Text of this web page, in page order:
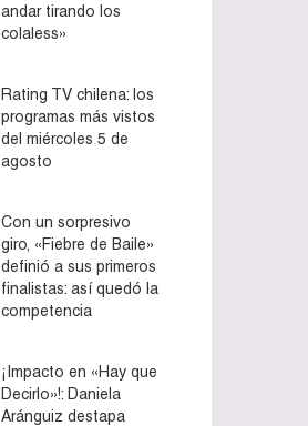
andar tirando los
colaless»
Rating TV chilena: los
programas más vistos
del miércoles 5 de
agosto
Con un sorpresivo
giro, «Fiebre de Baile»
definió a sus primeros
finalistas: así quedó la
competencia
¡Impacto en «Hay que
Decirlo»!: Daniela
Aránguiz destapa